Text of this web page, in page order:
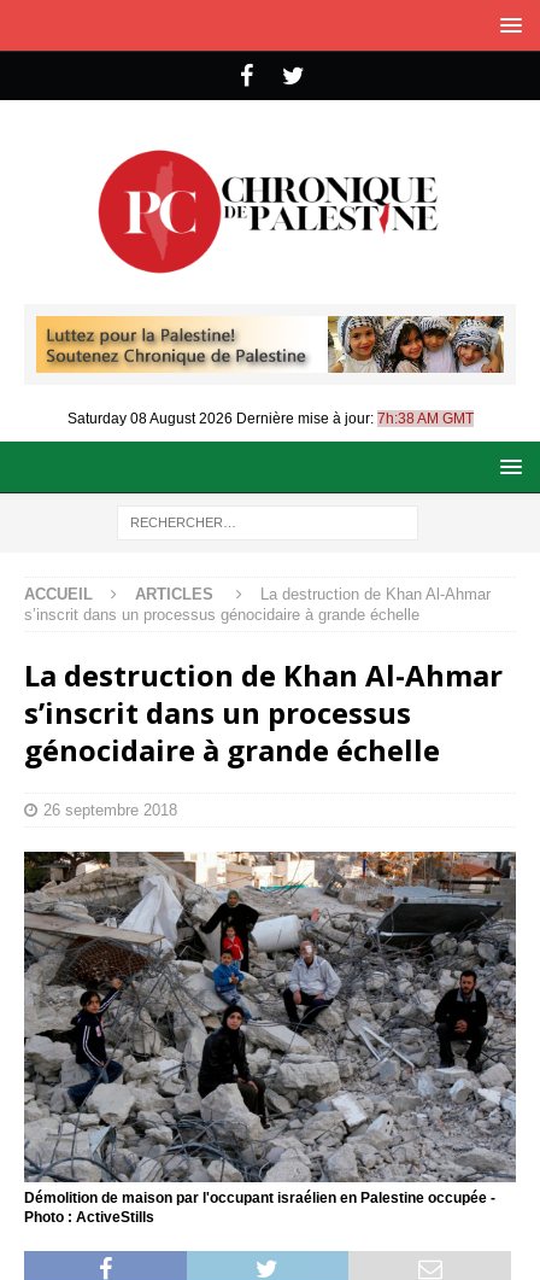
Saturday 08 August 2026 Dernière mise à jour: 7h:38 AM GMT
ACCUEIL ARTICLES
La destruction de Khan Al-Ahmar
s’inscrit dans un processus génocidaire à grande échelle
La destruction de Khan Al-Ahmar
s’inscrit dans un processus
génocidaire à grande échelle
26 septembre 2018
Démolition de maison par l'occupant israélien en Palestine occupée -
Photo : ActiveStills